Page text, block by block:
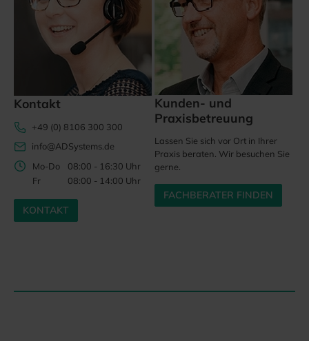
Kontakt
+49 (0) 8106 300 300
info@ADSystems.de
Mo-Do
08:00 - 16:30 Uhr
Fr
08:00 - 14:00 Uhr
KONTAKT
Kunden- und
Praxisbetreuung
Lassen Sie sich vor Ort in Ihrer
Praxis beraten. Wir besuchen Sie
gerne.
FACHBERATER FINDEN